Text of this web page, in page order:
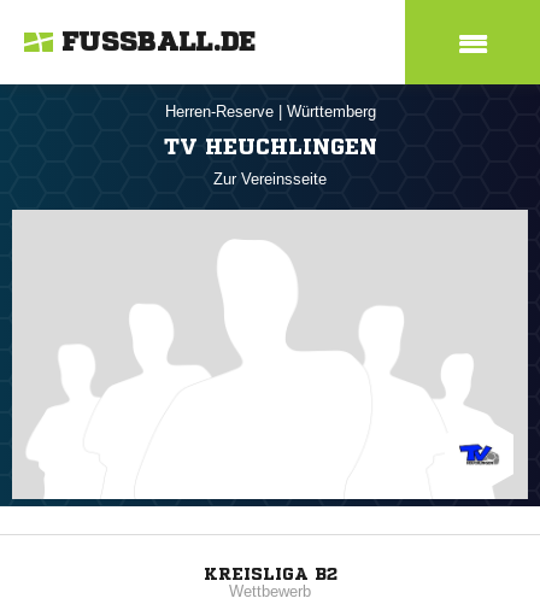
FUSSBALL.DE
Herren-Reserve Württemberg
TV HEUCHLINGEN
Zur Vereinsseite
KREISLIGA B2
Wettbewerb